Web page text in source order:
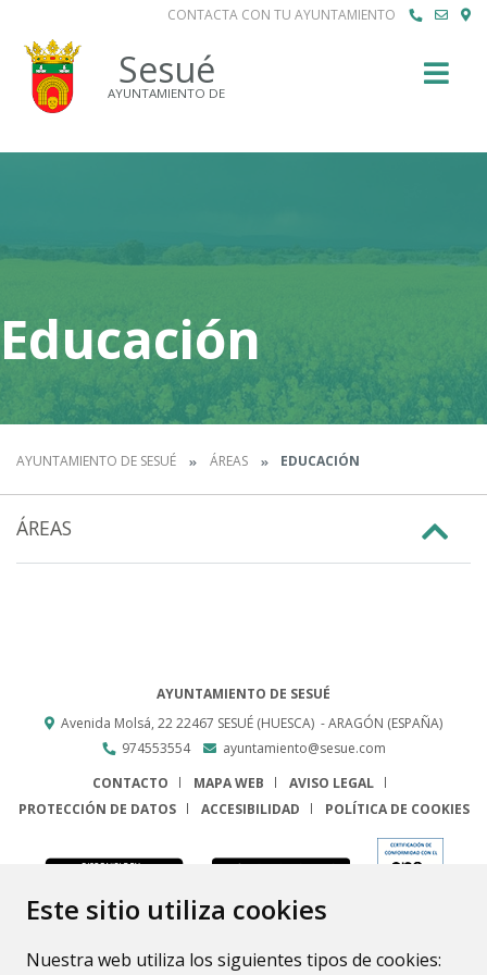
Este sitio utiliza cookies
Nuestra web utiliza los siguientes tipos de cookies:
CONTACTA CON TU AYUNTAMIENTO
Sesué
AYUNTAMIENTO DE
Educación
AYUNTAMIENTO DE SESUÉ ÁREAS EDUCACIÓN
ÁREAS
AYUNTAMIENTO DE SESUÉ
Avenida Molsá, 2222467 SESUÉ (HUESCA) - ARAGÓN (ESPAÑA)
974553554
ayuntamiento@sesue.com
CONTACTO
MAPA WEB
AVISO LEGAL
PROTECCIÓN DE DATOS
ACCESIBILIDAD POLÍTICA DE COOKIES